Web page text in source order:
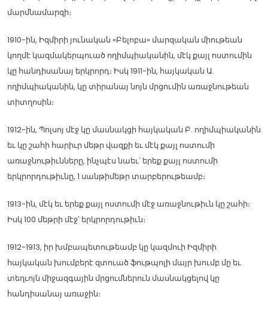
մարմնամարզի։
1910-ին, Իզմիրի յունական «Բելոբա» մարզական միութեան
կողմէ կազմակերպուած ողիմպիականին, մէկ քայլ ոստումին
կը հանդիսանայ երկրորդ։ Իսկ 1911-ին, հայկական Ա.
ողիմպիականին, կը տիրանայ նոյն մրցումին առաջնութեան
տիտղոսին։
1912-ին, Պոլսոյ մէջ կը մասնակցի հայկական Բ. ողիմպիականին
եւ կը շահի հարիւր մեթր վազքի եւ մէկ քայլ ոստումի
առաջնութիւնները, ինչպէս նաեւ՝ երեք քայլ ոստումի
երկրորդութիւնը, 1 սանթիմեթր տարբերութեամբ։
1913-ին, մէկ եւ երեք քայլ ոստումի մէջ առաջնութիւն կը շահի։
Իսկ 100 մեթրի մէջ՝ երկրորդութիւն։
1912-1913, իր խմբապետութեամբ կը կազմուի Իզմիրի
հայկական խումբերէ զտուած ֆութպոլի մայր խումբ մը եւ
տեղւոյն միջազգային մրցումներուն մասնակցելով կը
հանդիսանայ առաջին։